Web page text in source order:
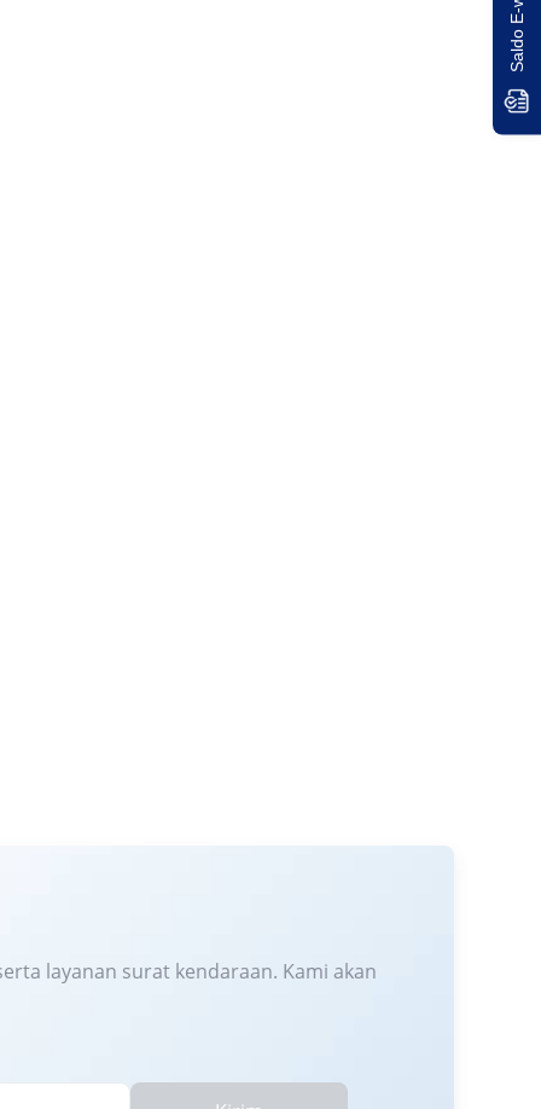
layanan surat kendaraan. Kami akan